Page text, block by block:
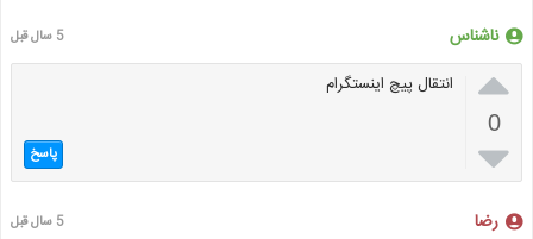
ناشناس 5 سال قبل

0

انتقال پیچ اینستگرام
پاسخ
رضا 5 سال قبل